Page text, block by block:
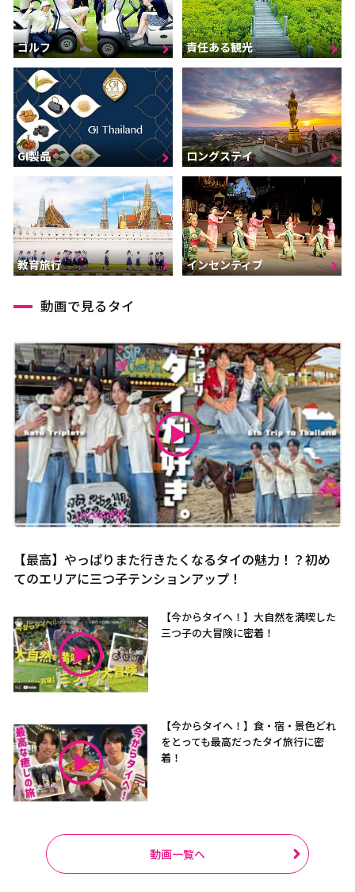
ゴルフ 責任ある観光
GI製品 ロングステイ
教育旅行 インセンティブ
動画で見るタイ
【最高】やっぱりまた行きたくなるタイの魅力！？初め
てのエリアに三つ子テンションアップ！
【今からタイへ！】大自然を満喫した
三つ子の大冒険に密着！
【今からタイへ！】食・宿・景色どれ
をとっても最高だったタイ旅行に密
着！
動画一覧へ